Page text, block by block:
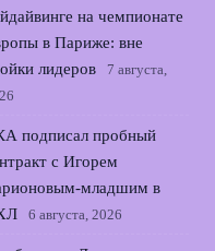
на чемпионате
в Париже: вне
лидеров
7 августа,
подписал пробный
с Игорем
в
6 августа, 2026